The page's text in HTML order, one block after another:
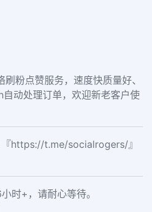
粉点赞服务，速度快质量好、
动处理订单，欢迎新老客户使
https://t.me/socialrogers/』
时+，请耐心等待。